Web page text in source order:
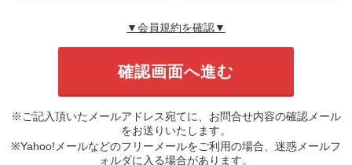
▼会員規約を確認▼
※ご記入頂いたメールアドレス宛てに、お問合せ内容の確認メール
をお送りいたします。
※Yahoo!メールなどのフリーメールをご利用の場合、迷惑メールフ
ォルダに入る場合があります。